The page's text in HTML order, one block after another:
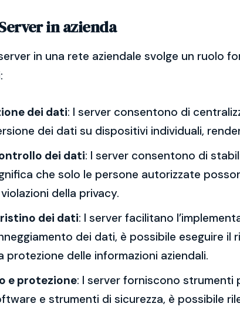
in azienda
in una rete aziendale svolge un ruolo
dei dati: I server consentono di
dei dati su dispositivi individuali,
dei dati: I server consentono di
che solo le persone autorizzate
della privacy.
dei dati: I server facilitano
dei dati, è possibile eseguire
protezione delle informazioni aziendali.
e protezione: I server forniscono
e strumenti di sicurezza, è possibile